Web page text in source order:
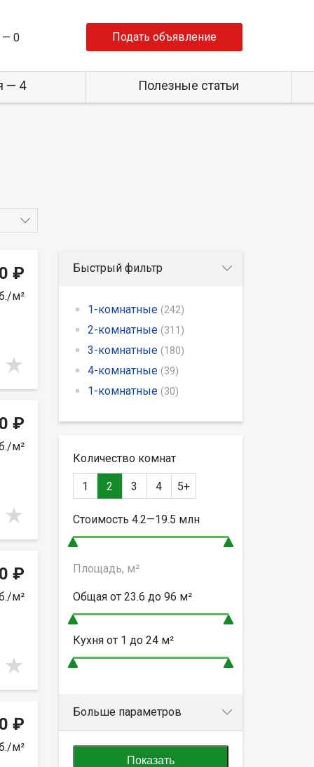
— 0 Подать объявление
— 4 Полезные статьи
₽
м²
₽
м²
₽
м²
₽
м²
Быстрый фильтр
1-комнатные (242)
2-комнатные (311)
3-комнатные (180)
4-комнатные (39)
1-комнатные (30)
Количество комнат
1 2 3 4 5+
Стоимость 4.2—19.5 млн
Площадь, м²
Общая от 23.6 до 96 м²
Кухня от 1 до 24м²
Больше параметров
Показать